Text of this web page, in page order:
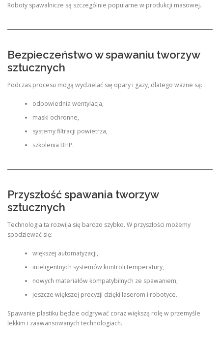
Roboty spawalnicze są szczególnie popularne w produkcji masowej.
Bezpieczeństwo w spawaniu tworzyw
sztucznych
Podczas procesu mogą wydzielać się opary i gazy, dlatego ważne są:
odpowiednia wentylacja,
maski ochronne,
systemy filtracji powietrza,
szkolenia BHP.
Przyszłość spawania tworzyw
sztucznych
Technologia ta rozwija się bardzo szybko. W przyszłości możemy
spodziewać się:
większej automatyzacji,
inteligentnych systemów kontroli temperatury,
nowych materiałów kompatybilnych ze spawaniem,
jeszcze większej precyzji dzięki laserom i robotyce.
Spawanie plastiku będzie odgrywać coraz większą rolę w przemyśle
lekkim i zaawansowanych technologiach.